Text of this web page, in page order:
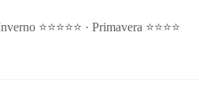
⭐⭐⭐⭐⭐ · Primavera ⭐⭐⭐⭐